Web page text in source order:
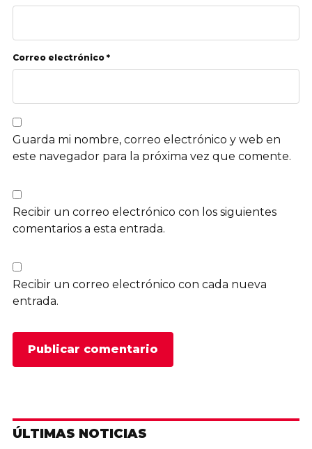
Correo electrónico *
Guarda mi nombre, correo electrónico y web en
este navegador para la próxima vez que comente.
Recibir un correo electrónico con los siguientes
comentarios a esta entrada.
Recibir un correo electrónico con cada nueva
entrada.
ÚLTIMAS NOTICIAS